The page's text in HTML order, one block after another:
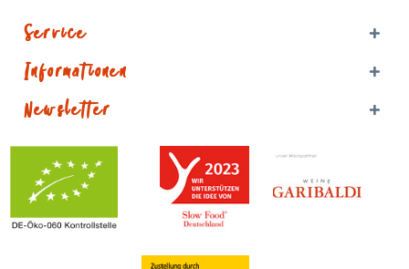
Service
Informationen
Newsletter